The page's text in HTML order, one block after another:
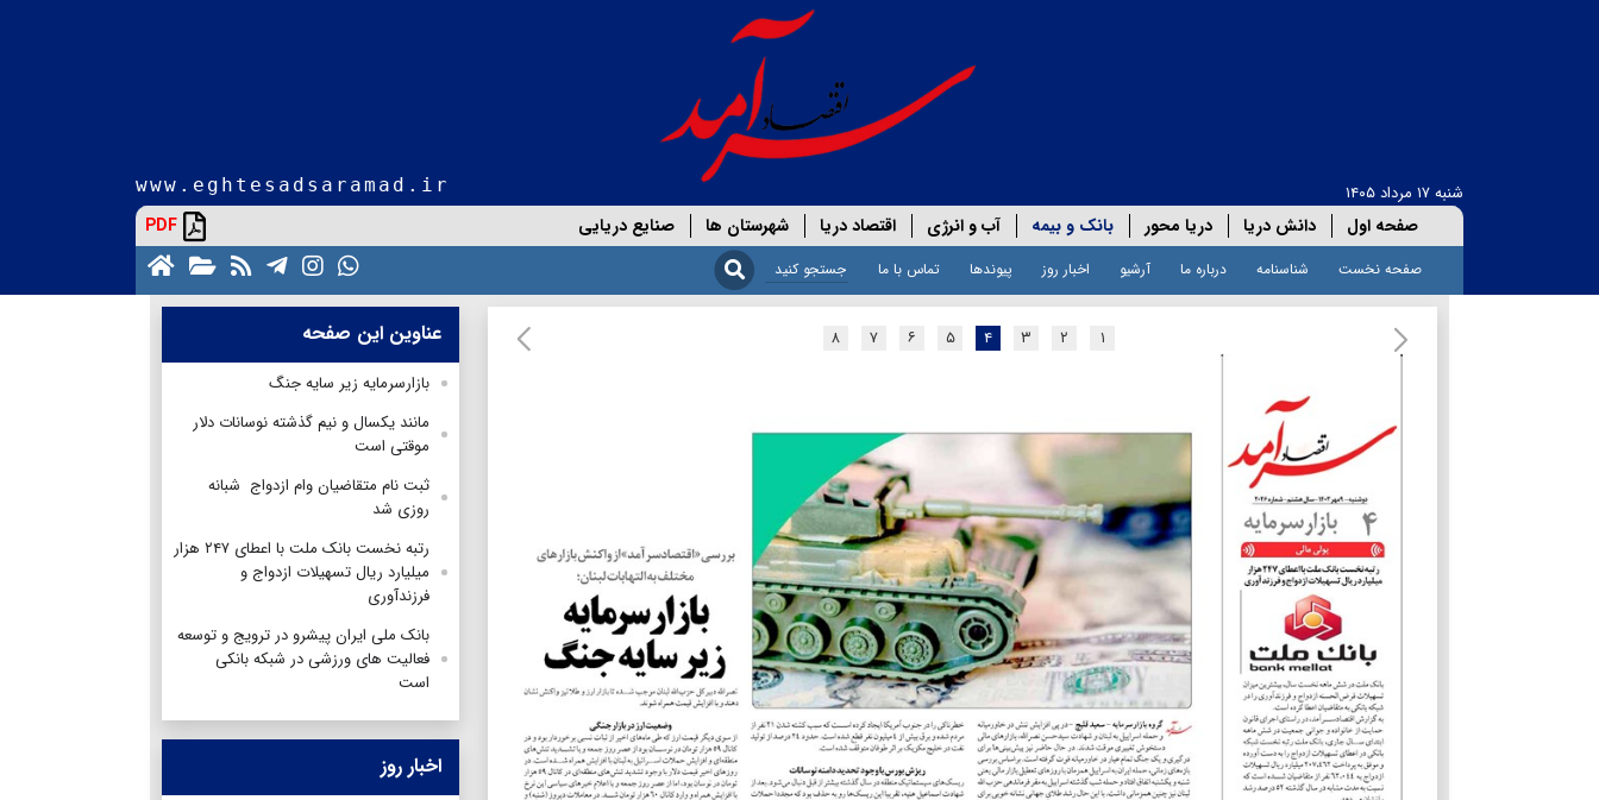
شنبه ۱۷ مرداد ۱۴۰۵ www.eghtesadsaramad.ir
صفحه اول دانش دریا دریا محور بانک و بیمه آب و انرژی اقتصاد دریا شهرستان ها صنایع دریایی PDF
صفحه نخست شناسنامه درباره ما آرشیو اخبار روز پیوندها تماس با ما
۱ ۲ ۳ ۴ ۵ ۶ ۷ ۸ عناوین این صفحه
بازارسرمایه زیر سایه جنگ
مانند یکسال و نیم گذشته نوسانات دلار
موقتی است
ثبت نام متقاضیان وام ازدواج شبانه
روزی شد
رتبه نخست بانک ملت با اعطای ۲۴۷ هزار
میلیارد ریال تسهیلات ازدواج و
فرزندآوری
بانک ملی ایران پیشرو در ترویج و توسعه
فعالیت های ورزشی در شبکه بانکی
است
اخبار روز